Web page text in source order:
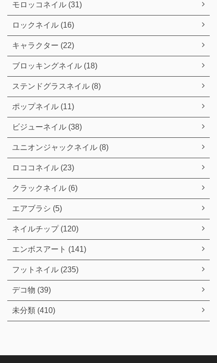
モロッコネイル (31)
ロックネイル (16)
キャラクター (22)
ブロッキングネイル (18)
ステンドグラスネイル (8)
ポップネイル (11)
ビジューネイル (38)
ユニオンジャックネイル (8)
ロココネイル (23)
クラックネイル (6)
エアブラシ (5)
ネイルチップ (120)
エンボスアート (141)
フットネイル (235)
デコ物 (39)
未分類 (410)